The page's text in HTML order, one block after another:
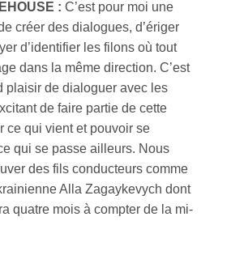
: C’est pour moi une
créer des dialogues, d’ériger
d’identifier les filons où tout
dans la même direction. C’est
plaisir de dialoguer avec les
de faire partie de cette
ce qui vient et pouvoir se
qui se passe ailleurs. Nous
des fils conducteurs comme
Alla Zagaykevych dont
quatre mois à compter de la mi-